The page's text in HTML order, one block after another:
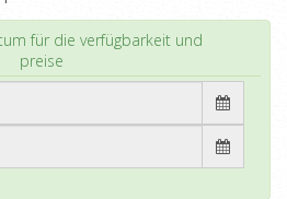
für die verfügbarkeit und
preise